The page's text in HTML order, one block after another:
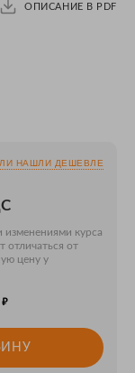
ОПИСАНИЕ В PDF
НАШЛИ ДЕШЕВЛЕ
изменениями курса
отличаться от
цену у
₽